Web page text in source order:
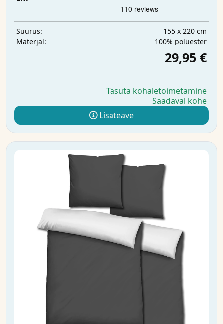
Suurus:
155 x 220 cm
Materjal:
100% polüester
29,95 €
Tasuta kohaletoimetamine
Saadaval kohe
Lisateave